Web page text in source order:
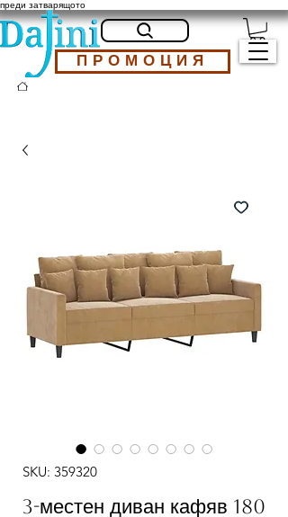
преди затварящото
ПРОМОЦИЯ
SKU: 359320
3-местен диван кафяв 180